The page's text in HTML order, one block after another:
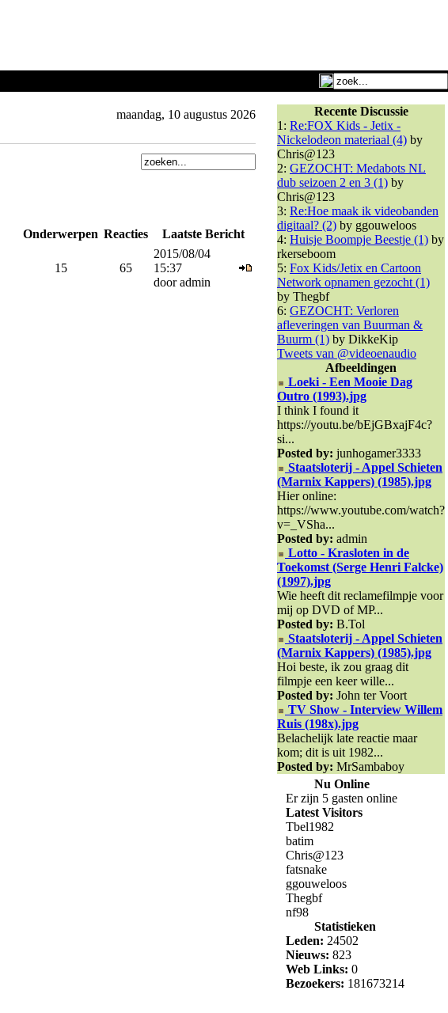
maandag, 10 augustus 2026
Onderwerpen Reacties
Laatste Bericht
15 65
2015/08/04
15:37
door admin
Recente Discussie
1: Re:FOX Kids - Jetix -
Nickelodeon materiaal (4) by
Chris@123
2: GEZOCHT: Medabots NL
dub seizoen 2 en 3 (1) by
Chris@123
3: Re:Hoe maak ik videobanden
digitaal? (2) by ggouweloos
4: Huisje Boompje Beestje (1) by
rkerseboom
5: Fox Kids/Jetix en Cartoon
Network opnamen gezocht (1)
by Thegbf
6: GEZOCHT: Verloren
afleveringen van Buurman &
Buurm (1) by DikkeKip
Tweets van @videoenaudio
Afbeeldingen
Loeki - Een Mooie Dag
Outro (1993).jpg
I think I found it
https://youtu.be/bEjGBxajF4c?
si...
Posted by: junhogamer3333
Staatsloterij - Appel Schieten
(Marnix Kappers) (1985).jpg
Hier online:
https://www.youtube.com/watch?
v=_VSha...
Posted by: admin
Lotto - Krasloten in de
Toekomst (Serge Henri Falcke)
(1997).jpg
Wie heeft dit reclamefilmpje voor
mij op DVD of MP...
Posted by: B.Tol
Staatsloterij - Appel Schieten
(Marnix Kappers) (1985).jpg
Hoi beste, ik zou graag dit
filmpje een keer wille...
Posted by: John ter Voort
TV Show - Interview Willem
Ruis (198x).jpg
Belachelijk late reactie maar
kom; dit is uit 1982...
Posted by: MrSambaboy
Nu Online
Er zijn 5 gasten online
Latest Visitors
Tbel1982
batim
Chris@123
fatsnake
ggouweloos
Thegbf
nf98
Statistieken
Leden: 24502
Nieuws: 823
Web Links: 0
Bezoekers: 181673214